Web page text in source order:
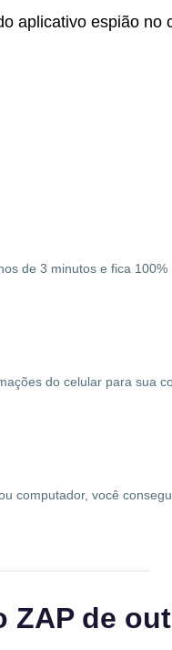
aplicativo espião no
de 3 minutos e fica 100%
do celular para sua
computador, você
ZAP de